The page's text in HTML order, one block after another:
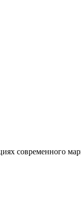
современного